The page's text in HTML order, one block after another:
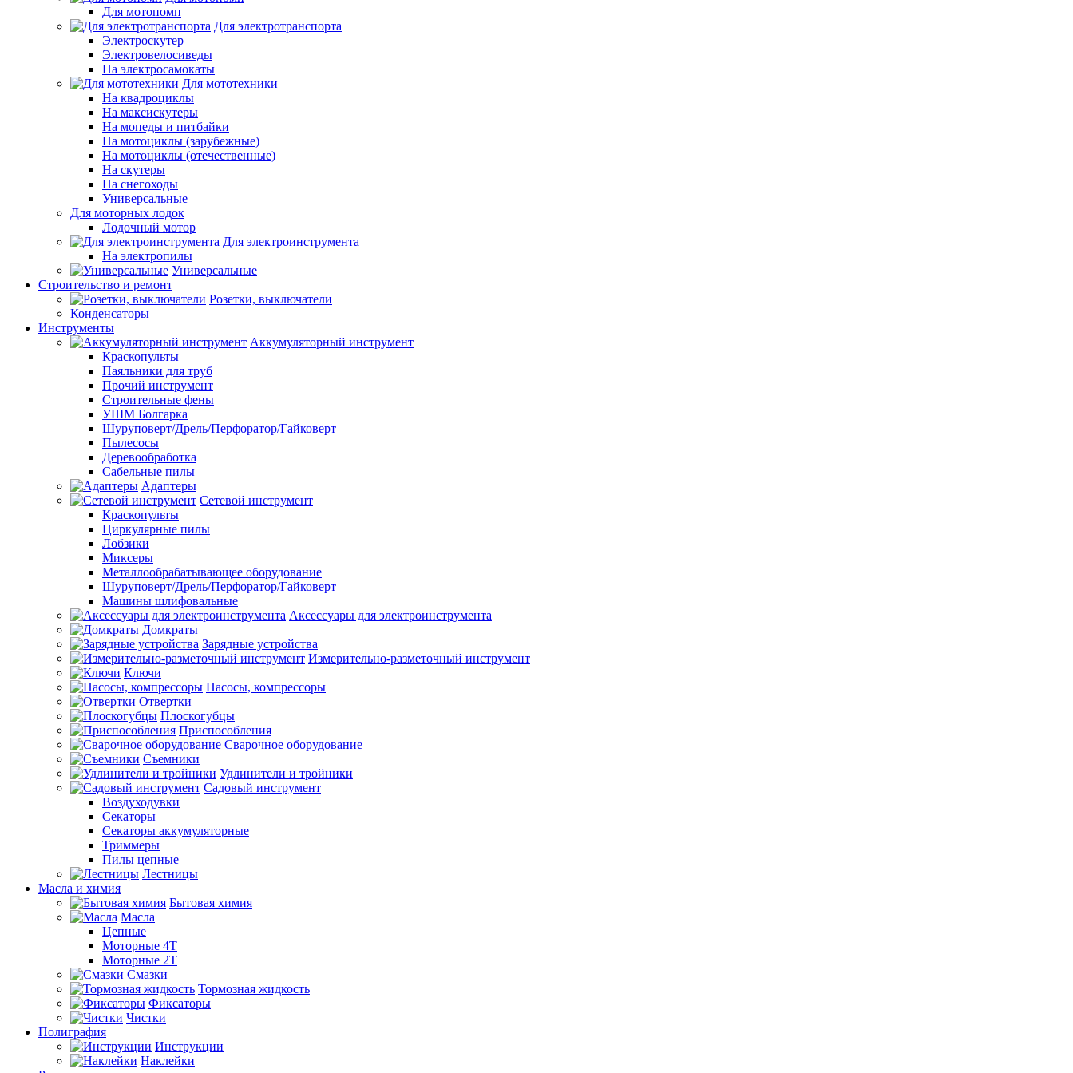
Для мотопомп
Для электротранспорта
Электроскутер
Электровелосиведы
На электросамокаты
Для мототехники
На квадроциклы
На максискутеры
На мопеды и питбайки
На мотоциклы (зарубежные)
На мотоциклы (отечественные)
На скутеры
На снегоходы
Универсальные
Для моторных лодок
Лодочный мотор
Для электроинструмента
На электропилы
Универсальные
Строительство и ремонт
Розетки, выключатели
Конденсаторы
Инструменты
Аккумуляторный инструмент
Краскопульты
Паяльники для труб
Прочий инструмент
Строительные фены
УШМ Болгарка
Шуруповерт/Дрель/Перфоратор/Гайковерт
Пылесосы
Деревообработка
Сабельные пилы
Адаптеры
Сетевой инструмент
Краскопульты
Циркулярные пилы
Лобзики
Миксеры
Металлообрабатывающее оборудование
Шуруповерт/Дрель/Перфоратор/Гайковерт
Машины шлифовальные
Аксессуары для электроинструмента
Домкраты
Зарядные устройства
Измерительно-разметочный инструмент
Ключи
Насосы, компрессоры
Отвертки
Плоскогубцы
Приспособления
Сварочное оборудование
Съемники
Удлинители и тройники
Садовый инструмент
Воздуходувки
Секаторы
Секаторы аккумуляторные
Триммеры
Пилы цепные
Лестницы
Масла и химия
Бытовая химия
Масла
Цепные
Моторные 4Т
Моторные 2Т
Смазки
Тормозная жидкость
Фиксаторы
Чистки
Полиграфия
Инструкции
Наклейки